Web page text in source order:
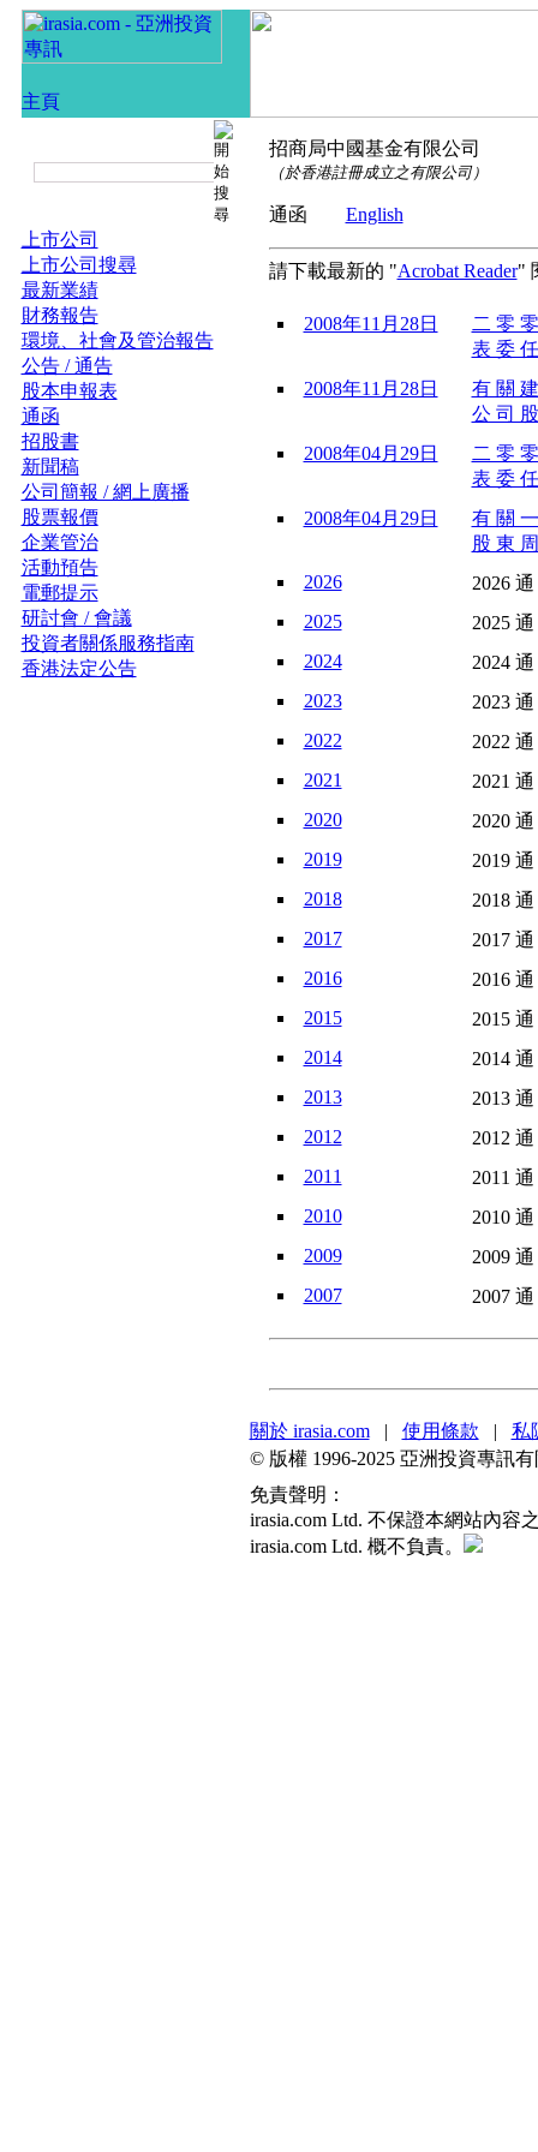
上市公司
上市公司搜尋
最新業績
財務報告
環境、社會及管治報告
公告 / 通告
股本申報表
通函
招股書
新聞稿
公司簡報 / 網上廣播
股票報價
企業管治
活動預告
電郵提示
研討會 / 會議
投資者關係服務指南
香港法定公告
招商局中國基金有限公司
（於香港註冊成立之有限公司）
通函 English
請下載最新的 "Acrobat Reader"
2008年11月28日
二 零
表 委
2008年11月28日
有 關
公 司
2008年04月29日
二 零
表 委
2008年04月29日
有 關
股 東
2026
2026
2025
2025
2024
2024
2023
2023
2022
2022
2021
2021
2020
2020
2019
2019
2018
2018
2017
2017
2016
2016
2015
2015
2014
2014
2013
2013
2012
2012
2011
2011
2010
2010
2009
2009
2007
2007
關於 irasia.com| 使用條款 | 私
© 版權 1996-2025 亞洲投資專訊
免責聲明：
irasia.com Ltd. 不保證本網站內
irasia.com Ltd. 概不負責。